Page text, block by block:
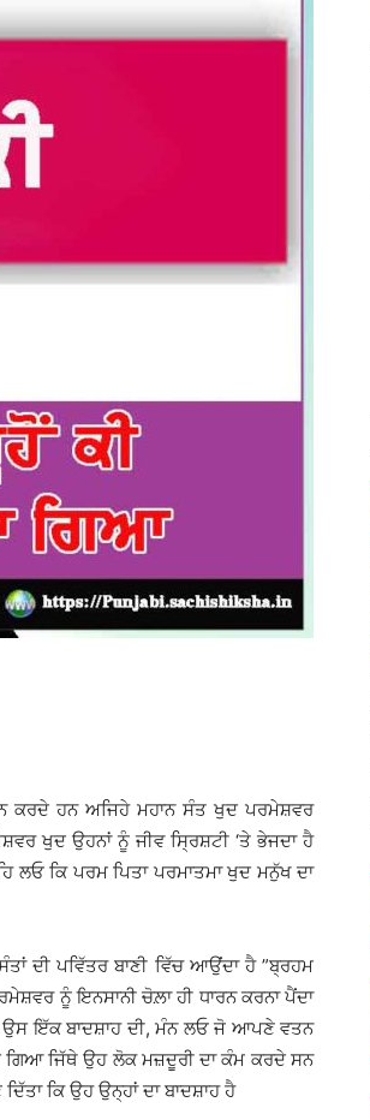
ਕਰਦੇ ਹਨ ਅਜਿਹੇ ਮਹਾਨ ਸੰਤ ਖੁਦ ਪਰਮੇਸ਼ਵਰ
ਖੁਦ ਉਹਨਾਂ ਨੂੰ ਜੀਵ ਸ੍ਰਿਸ਼ਟੀ ‘ਤੇ ਭੇਜਦਾ ਹੈ
ਲਓ ਕਿ ਪਰਮ ਪਿਤਾ ਪਰਮਾਤਮਾ ਖੁਦ ਮਨੁੱਖ ਦਾ
ਦੀ ਪਵਿੱਤਰ ਬਾਣੀ ਵਿੱਚ ਆਉਂਦਾ ਹੈ ”ਬ੍ਰਹਮ
ਨੂੰ ਇਨਸਾਨੀ ਚੋਲ਼ਾ ਹੀ ਧਾਰਨ ਕਰਨਾ ਪੈਂਦਾ
ਉਸ ਇੱਕ ਬਾਦਸ਼ਾਹ ਦੀ, ਮੰਨ ਲਓ ਜੋ ਆਪਣੇ ਵਤਨ
ਜਿੱਥੇ ਉਹ ਲੋਕ ਮਜ਼ਦੂਰੀ ਦਾ ਕੰਮ ਕਰਦੇ ਸਨ
ਕਿ ਉਹ ਉਨ੍ਹਾਂ ਦਾ ਬਾਦਸ਼ਾਹ ਹੈ